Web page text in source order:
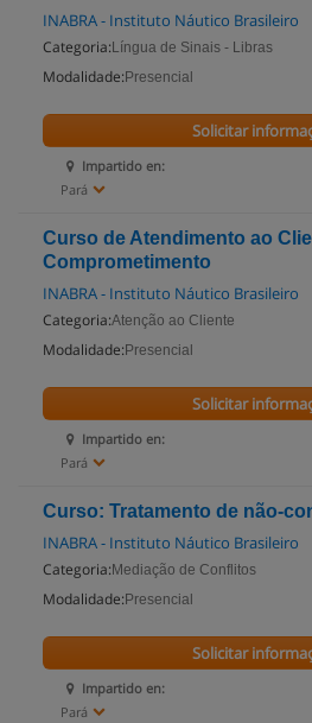
INABRA - Instituto Náutico Brasileiro
Categoria: Língua de Sinais - Libras
Modalidade: Presencial
Impartido en:
Pará
Solicitar
Curso de Atendimento ao
Comprometimento
INABRA - Instituto Náutico Brasileiro
Categoria:Atenção ao Cliente
Modalidade: Presencial
Impartido en:
Pará
Solicitar
Curso: Tratamento de não-
INABRA - Instituto Náutico Brasileiro
Categoria: Mediação de Conflitos
Modalidade: Presencial
Impartido en:
Pará
Solicitar